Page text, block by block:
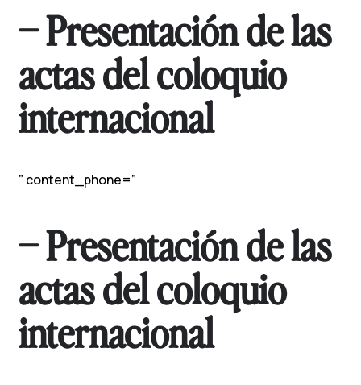
– Presentación de las
actas del coloquio
internacional
” content_phone=”
– Presentación de las
actas del coloquio
internacional